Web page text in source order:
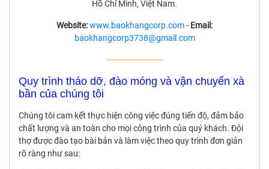
Hồ Chí Minh, Việt Nam.
Website:www.baokhangcorp.com- Email:
baokhangcorp3738@gmail.com
------------------------
Quy trình tháo dỡ, đào móng và vận chuyển xà
bần của chúng tôi
Chúng tôi cam kết thực hiện công việc đúng tiến độ, đảm bảo
chất lượng và an toàn cho mọi công trình của quý khách. Đội
thợ được đào tạo bài bản và làm việc theo quy trình đơn giản
rõ ràng như sau: